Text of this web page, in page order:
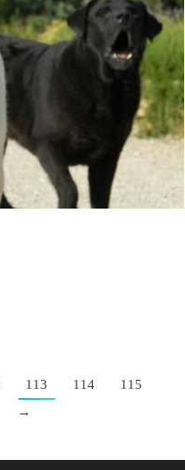
113 114
115
→